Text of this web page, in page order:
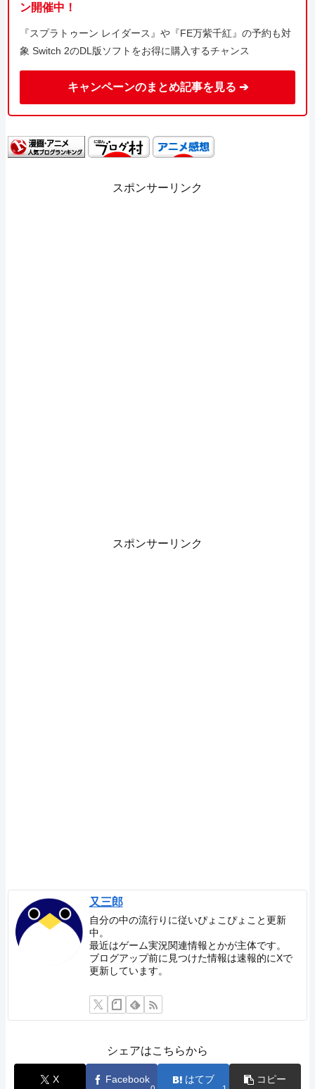
ン開催中！
『スプラトゥーン レイダース』や『FE万紫千紅』の予約も対
象 Switch 2のDL版ソフトをお得に購入するチャンス
キャンペーンのまとめ記事を見る ➔
スポンサーリンク
スポンサーリンク
又三郎
自分の中の流行りに従いぴょこぴょこと更新
中。
最近はゲーム実況関連情報とかが主体です。
ブログアップ前に見つけた情報は速報的にXで
更新しています。
シェアはこちらから
X Facebook はてブ コピー